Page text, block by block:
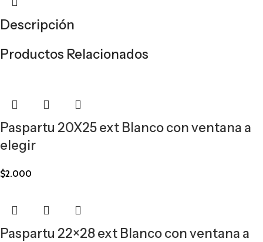
Descripción
Productos Relacionados
Paspartu 20X25 ext Blanco con ventana a
elegir
$2.000
Paspartu 22×28 ext Blanco con ventana a